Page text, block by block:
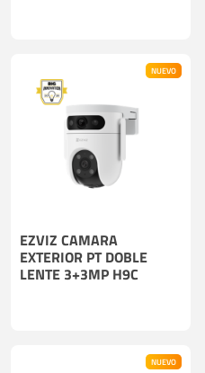
NUEVO
EZVIZ CAMARA
EXTERIOR PT DOBLE
LENTE 3+3MP H9C
NUEVO